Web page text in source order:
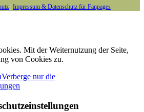
Impressum & Datenschutz für Fanpages
Mit der Weiternutzung der Seite,
von Cookies zu.
Verberge nur die